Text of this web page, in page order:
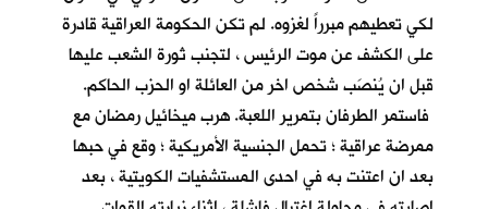
لكي تعطيهم مبرراً لغزوه. لم تكن الحكومة العراقية قادرة
على الكشف عن موت الرئيس ، لتجنب ثورة الشعب عليها
قبل ان يُنصَب شخص اخر من العائلة او الحزب الحاكم.
فاستمر الطرفان بتمرير اللعبة. هرب ميخائيل رمضان مع
ممرضة عراقية ؛ تحمل الجنسية الأمريكية ؛ وقع في حبها
بعد ان اعتنت به في احدى المستشفيات الكويتية ، بعد